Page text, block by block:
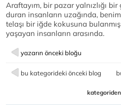
Araftayım, bir pazar yalnızlığı
duran insanların uzağında,
telaşı bir iğde kokusuna
yaşayan insanların arasında.
yazarın önceki bloğu
bu kategorideki önceki blog